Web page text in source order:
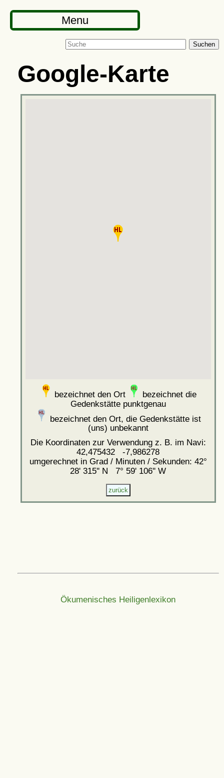
Menu
Suchen
Google-Karte
bezeichnet den Ort
bezeichnet die
Gedenkstätte punktgenau
bezeichnet den Ort, die Gedenkstätte ist
(uns) unbekannt
Die Koordinaten zur Verwendung z. B. im Navi:
42,475432 -7,986278
umgerechnet in Grad / Minuten / Sekunden: 42°
28' 315'' N 7° 59' 106'' W
Ökumenisches Heiligenlexikon